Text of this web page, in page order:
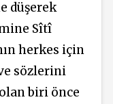
düşerek
Sîtî
herkes için
sözlerini
biri önce